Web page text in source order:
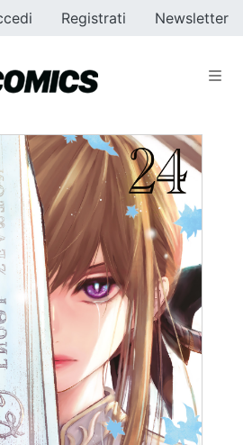
Registrati Newsletter